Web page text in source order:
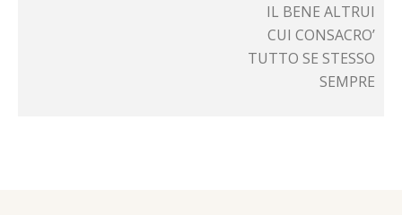
IL BENE ALTRUI
CUI CONSACRO’
TUTTO SE STESSO
SEMPRE